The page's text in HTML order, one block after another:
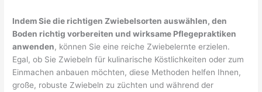
Indem Sie die richtigen Zwiebelsorten auswählen, den
Boden richtig vorbereiten und wirksame Pflegepraktiken
anwenden, können Sie eine reiche Zwiebelernte erzielen.
Egal, ob Sie Zwiebeln für kulinarische Köstlichkeiten oder zum
Einmachen anbauen möchten, diese Methoden helfen Ihnen,
große, robuste Zwiebeln zu züchten und während der